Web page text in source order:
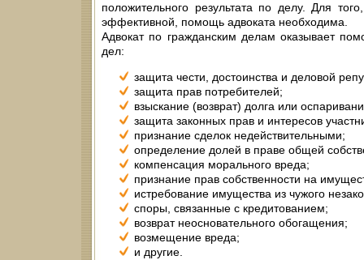
положительного результата по делу. Для
эффективной, помощь адвоката необходима.
Адвокат по гражданским делам оказывает
дел:
защита чести, достоинства и деловой
защита прав потребителей;
взыскание (возврат) долга или
защита законных прав и интересов
признание сделок недействительными;
определение долей в праве общей
компенсация морального вреда;
признание прав собственности на
истребование имущества из чужого
споры, связанные с кредитованием;
возврат неосновательного обогащения;
возмещение вреда;
и другие.